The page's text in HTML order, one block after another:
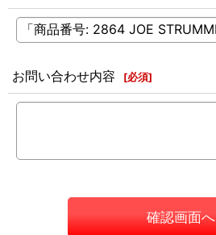
お問い合わせ内容 [必須]
確認画面へ